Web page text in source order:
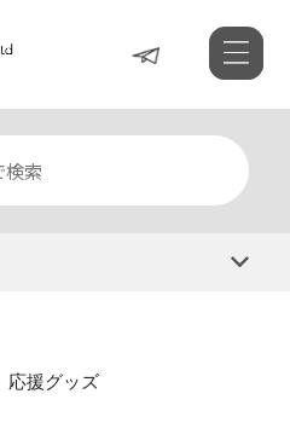
応援グッズ